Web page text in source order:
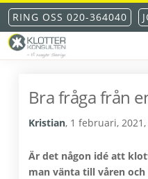
Hoppa
till
huvudnavigering
Hoppa
till
huvudinnehåll
Hoppa
till
det
primära
Hoppa
till
sidfot
RING OSS 020-364040
klotterskydd
klotterförsäkring
Bra fråga från
Kristian, 1 februari, 2021,
Är det någon idé att
man vänta till våren och